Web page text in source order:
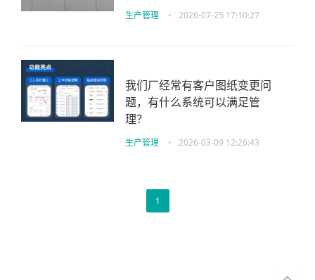
生产管理 • 2026-07-25 17:10:27
我们厂经常有客户图纸变更问
题，有什么系统可以满足管
理？
生产管理 • 2026-03-09 12:26:43
1